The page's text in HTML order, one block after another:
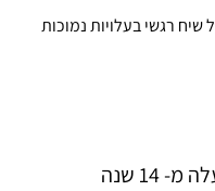
שיח רגשי בעלויות נמוכות
14 שנה